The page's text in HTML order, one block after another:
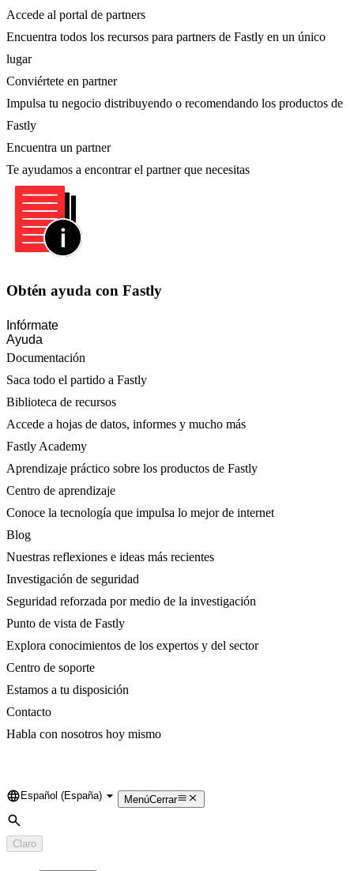
Accede al portal de partners
Encuentra todos los recursos para partners de Fastly en un único
lugar
Conviértete en partner
Impulsa tu negocio distribuyendo o recomendando los productos de
Fastly
Encuentra un partner
Te ayudamos a encontrar el partner que necesitas
Obtén ayuda con Fastly
Infórmate
Ayuda
Documentación
Saca todo el partido a Fastly
Biblioteca de recursos
Accede a hojas de datos, informes y mucho más
Fastly Academy
Aprendizaje práctico sobre los productos de Fastly
Centro de aprendizaje
Conoce la tecnología que impulsa lo mejor de internet
Blog
Nuestras reflexiones e ideas más recientes
Investigación de seguridad
Seguridad reforzada por medio de la investigación
Punto de vista de Fastly
Explora conocimientos de los expertos y del sector
Centro de soporte
Estamos a tu disposición
Contacto
Habla con nosotros hoy mismo
Language
Español (España) MenúCerrar
Búsqueda
Claro